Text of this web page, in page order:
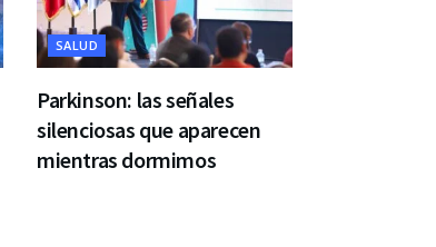
SALUD
Parkinson: las señales
silenciosas que aparecen
mientras dormimos